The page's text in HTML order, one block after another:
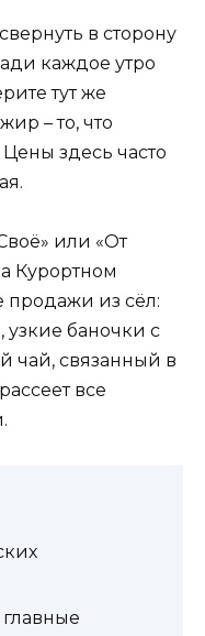
в сторону
каждое утро
тут же
– то, что
здесь часто
или «От
Курортном
продажи из сёл:
баночки с
чай, связанный в
все